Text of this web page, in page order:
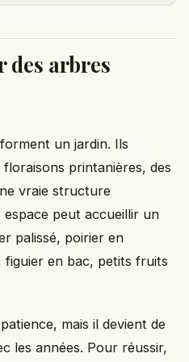
arbres
un jardin. Ils
printanières, des
vraie structure
peut accueillir un
palissé, poirier en
figuier en bac, petits fruits
mais il devient de
les années. Pour réussir,